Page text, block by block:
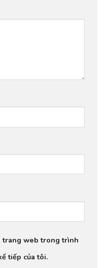
trang web trong trình
tiếp của tôi.